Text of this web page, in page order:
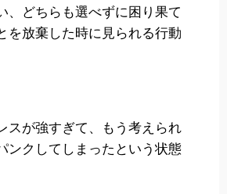
、どちらも選べずに困り果て
を放棄した時に見られる行動
スが強すぎて、もう考えられ
ンクしてしまったという状態